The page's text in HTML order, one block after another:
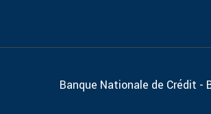
Banque Nationale de Crédit -